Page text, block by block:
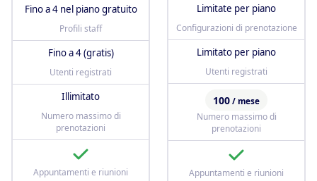
Fino a 4 nel piano gratuito
Profili staff
Fino a 4 (gratis)
Utenti registrati
Illimitato
Numero massimo di
prenotazioni
Appuntamenti e riunioni
Limitate per piano
Configurazioni di prenotazione
Limitato per piano
Utenti registrati
100 / mese
Numero massimo di
prenotazioni
Appuntamenti e riunioni